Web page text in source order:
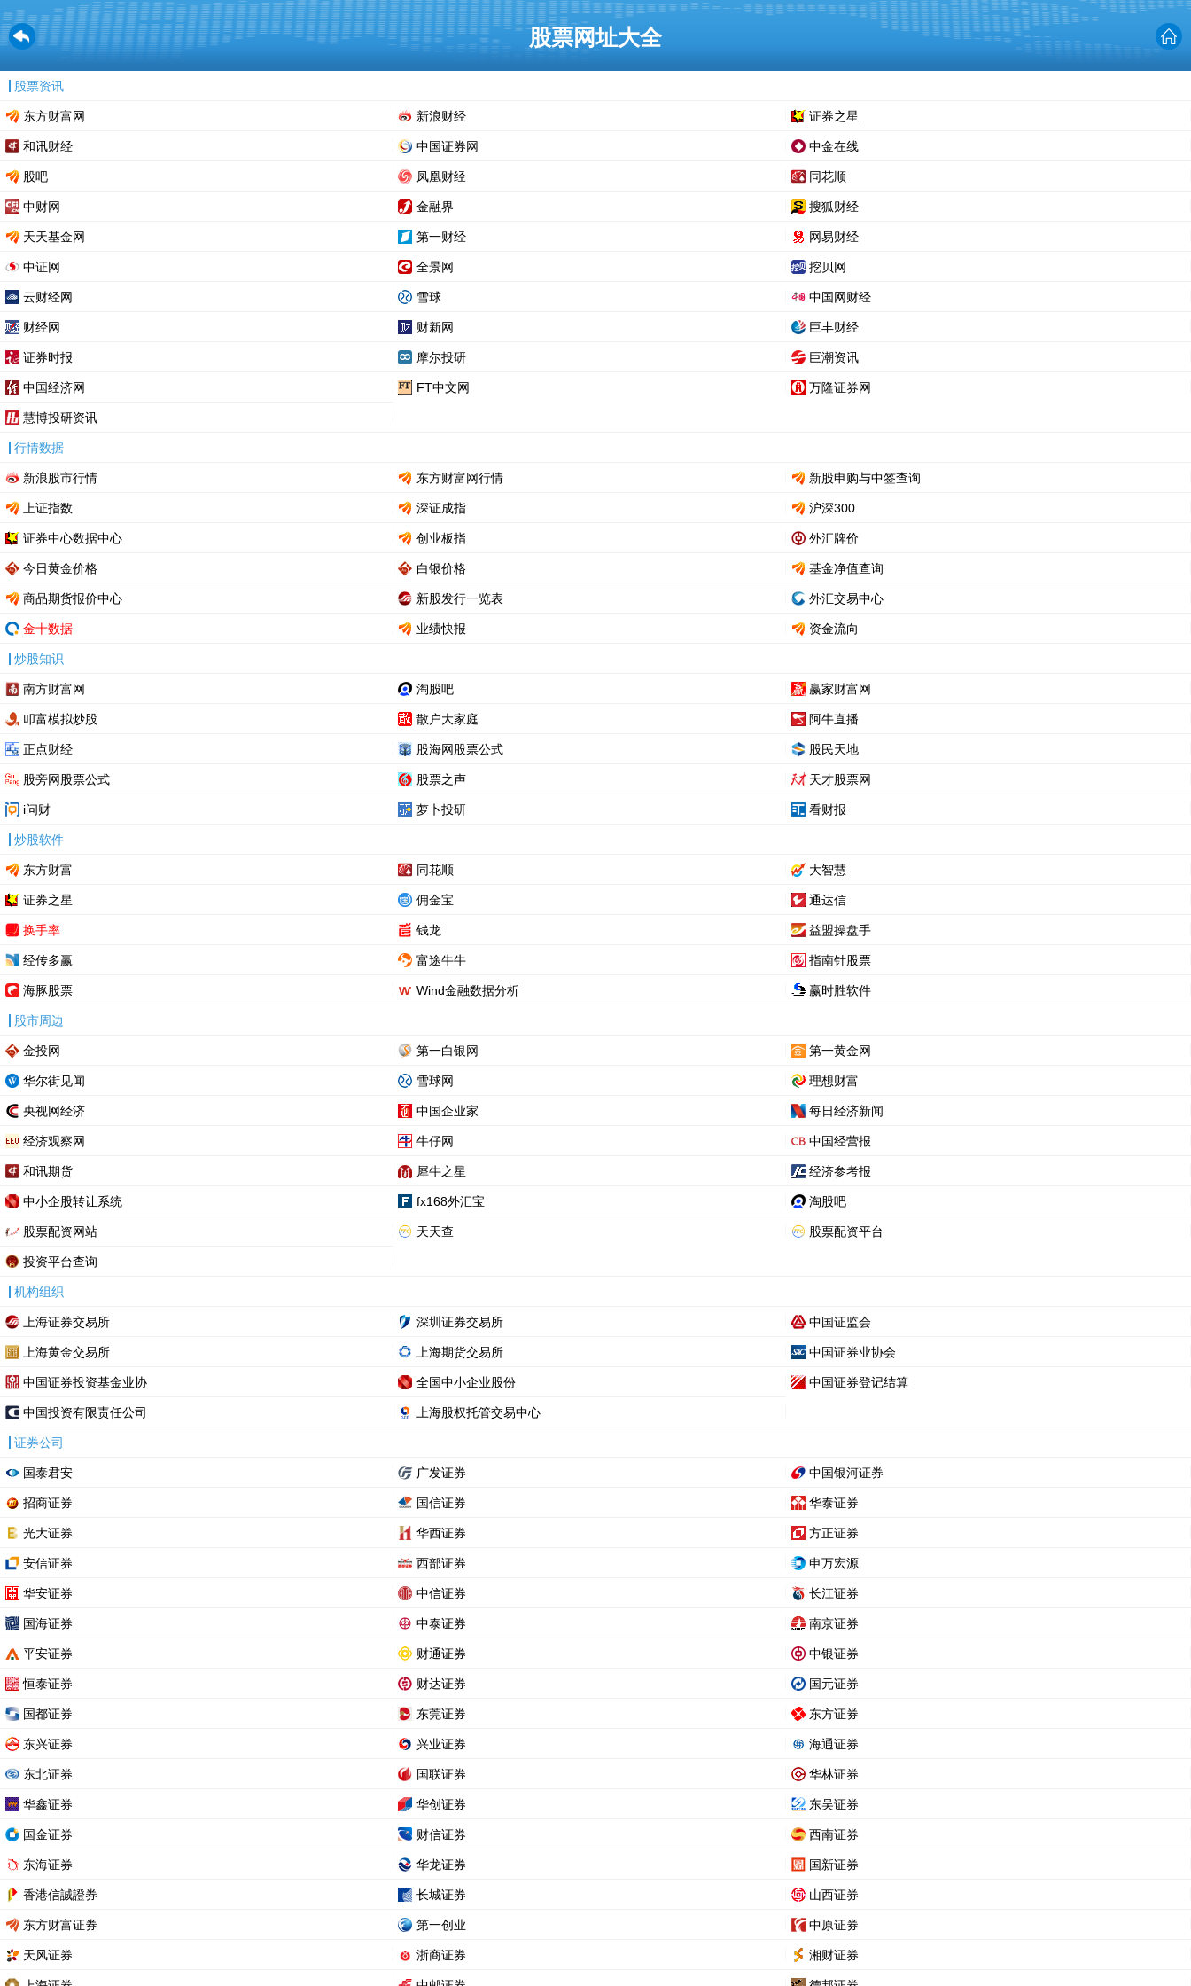
股票网址大全
股票资讯
东方财富网 新浪财经 证券之星
和讯财经 中国证券网 中金在线
股吧 凤凰财经 同花顺
中财网 金融界 搜狐财经
天天基金网 第一财经 网易财经
中证网 全景网 挖贝网
云财经网 雪球 中国网财经
财经网 财新网 巨丰财经
证券时报 摩尔投研 巨潮资讯
中国经济网 FT中文网 万隆证券网
慧博投研资讯
行情数据
新浪股市行情 东方财富网行情 新股申购与中签查询
上证指数 深证成指 沪深300
证券中心数据中心 创业板指 外汇牌价
今日黄金价格 白银价格 基金净值查询
商品期货报价中心 新股发行一览表 外汇交易中心
金十数据 业绩快报 资金流向
炒股知识
南方财富网 淘股吧 赢家财富网
叩富模拟炒股 散户大家庭 阿牛直播
正点财经 股海网股票公式 股民天地
股旁网股票公式 股票之声 天才股票网
i问财 萝卜投研 看财报
炒股软件
东方财富 同花顺 大智慧
证券之星 佣金宝 通达信
换手率 钱龙 益盟操盘手
经传多赢 富途牛牛 指南针股票
海豚股票 Wind金融数据分析 赢时胜软件
股市周边
金投网 第一白银网 第一黄金网
华尔街见闻 雪球网 理想财富
央视网经济 中国企业家 每日经济新闻
经济观察网 牛仔网 中国经营报
和讯期货 犀牛之星 经济参考报
中小企股转让系统 fx168外汇宝 淘股吧
股票配资网站 天天查 股票配资平台
投资平台查询
机构组织
上海证券交易所 深圳证券交易所 中国证监会
上海黄金交易所 上海期货交易所 中国证券业协会
中国证券投资基金业协 全国中小企业股份 中国证券登记结算
中国投资有限责任公司 上海股权托管交易中心
证券公司
国泰君安 广发证券 中国银河证券
招商证券 国信证券 华泰证券
光大证券 华西证券 方正证券
安信证券 西部证券 申万宏源
华安证券 中信证券 长江证券
国海证券 中泰证券 南京证券
平安证券 财通证券 中银证券
恒泰证券 财达证券 国元证券
国都证券 东莞证券 东方证券
东兴证券 兴业证券 海通证券
东北证券 国联证券 华林证券
华鑫证券 华创证券 东吴证券
国金证券 财信证券 西南证券
东海证券 华龙证券 国新证券
香港信誠證券 长城证券 山西证券
东方财富证券 第一创业 中原证券
天风证券 浙商证券 湘财证券